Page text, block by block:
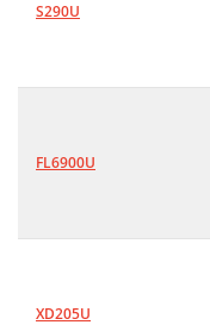
S290U
FL6900U
XD205U